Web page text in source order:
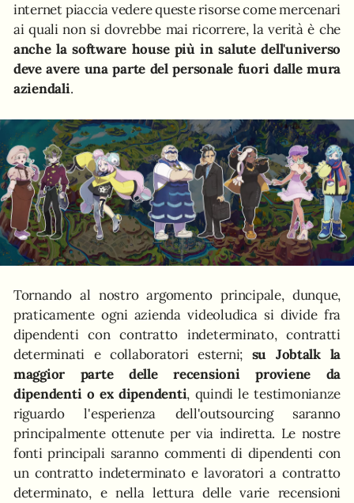
internet piaccia vedere queste risorse come mercenari
ai quali non si dovrebbe mai ricorrere, la verità è che
anche la software house più in salute dell'universo
deve avere una parte del personale fuori dalle mura
aziendali.
Tornando al nostro argomento principale, dunque,
praticamente ogni azienda videoludica si divide fra
dipendenti con contratto indeterminato, contratti
determinati e collaboratori esterni; su Jobtalk la
maggior parte delle recensioni proviene da
dipendenti o ex dipendenti, quindi le testimonianze
riguardo l'esperienza dell'outsourcing saranno
principalmente ottenute per via indiretta. Le nostre
fonti principali saranno commenti di dipendenti con
un contratto indeterminato e lavoratori a contratto
determinato, e nella lettura delle varie recensioni